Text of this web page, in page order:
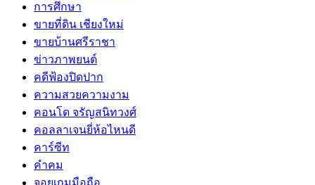
การศึกษา
ขายที่ดิน เชียงใหม่
ขายบ้านศรีราชา
ข่าวภาพยนต์
คดีฟ้องปิดปาก
ความสวยความงาม
คอนโด จรัญสนิทวงศ์
คอลลาเจนยี่ห้อไหนดี
คาร์ซีท
คำคม